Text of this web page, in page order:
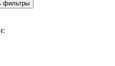
фильтры